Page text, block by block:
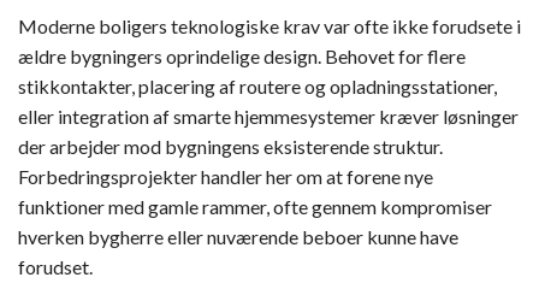
Moderne boligers teknologiske krav var ofte ikke forudsete i
ældre bygningers oprindelige design. Behovet for flere
stikkontakter, placering af routere og opladningsstationer,
eller integration af smarte hjemmesystemer kræver løsninger
der arbejder mod bygningens eksisterende struktur.
Forbedringsprojekter handler her om at forene nye
funktioner med gamle rammer, ofte gennem kompromiser
hverken bygherre eller nuværende beboer kunne have
forudset.